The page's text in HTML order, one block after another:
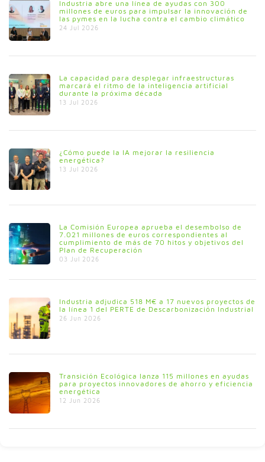
Industria abre una línea de ayudas con 300
millones de euros para impulsar la innovación de
las pymes en la lucha contra el cambio climático
24 Jul 2026
La capacidad para desplegar infraestructuras
marcará el ritmo de la inteligencia artificial
durante la próxima década
13 Jul 2026
¿Cómo puede la IA mejorar la resiliencia
energética?
13 Jul 2026
La Comisión Europea aprueba el desembolso de
7.021 millones de euros correspondientes al
cumplimiento de más de 70 hitos y objetivos del
Plan de Recuperación
03 Jul 2026
Industria adjudica 518 M€ a 17 nuevos proyectos de
la línea 1 del PERTE de Descarbonización Industrial
26 Jun 2026
Transición Ecológica lanza 115 millones en ayudas
para proyectos innovadores de ahorro y eficiencia
energética
12 Jun 2026